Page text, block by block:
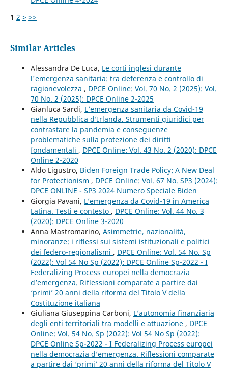
1 2 > >>
Similar Articles
Alessandra De Luca, Le corti inglesi durante
l'emergenza sanitaria: tra deferenza e controllo di
ragionevolezza , DPCE Online: Vol. 70 No. 2 (2025): Vol.
70 No. 2 (2025): DPCE Online 2-2025
Gianluca Sardi, L’emergenza sanitaria da Covid-19
nella Repubblica d’Irlanda. Strumenti giuridici per
contrastare la pandemia e conseguenze
problematiche sulla protezione dei diritti
fondamentali , DPCE Online: Vol. 43 No. 2 (2020): DPCE
Online 2-2020
Aldo Ligustro, Biden Foreign Trade Policy: A New Deal
for Protectionism , DPCE Online: Vol. 67 No. SP3 (2024):
DPCE ONLINE - SP3 2024 Numero Speciale Biden
Giorgia Pavani, L’emergenza da Covid-19 in America
Latina. Testi e contesto , DPCE Online: Vol. 44 No. 3
(2020): DPCE Online 3-2020
Anna Mastromarino, Asimmetrie, nazionalità,
minoranze: i riflessi sui sistemi istituzionali e politici
dei federo-regionalismi , DPCE Online: Vol. 54 No. Sp
(2022): Vol 54 No Sp (2022): DPCE Online Sp-2022 - I
Federalizing Process europei nella democrazia
d’emergenza. Riflessioni comparate a partire dai
‘primi’ 20 anni della riforma del Titolo V della
Costituzione italiana
Giuliana Giuseppina Carboni, L’autonomia finanziaria
degli enti territoriali tra modelli e attuazione , DPCE
Online: Vol. 54 No. Sp (2022): Vol 54 No Sp (2022):
DPCE Online Sp-2022 - I Federalizing Process europei
nella democrazia d’emergenza. Riflessioni comparate
a partire dai ‘primi’ 20 anni della riforma del Titolo V